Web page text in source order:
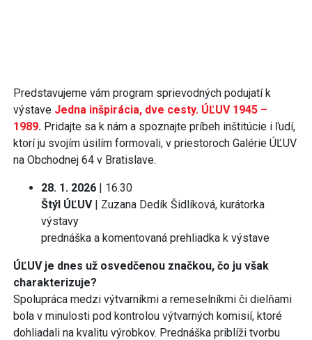
Predstavujeme vám program sprievodných podujatí k
výstave Jedna inšpirácia, dve cesty. ÚĽUV 1945 –
1989. Pridajte sa k nám a spoznajte príbeh inštitúcie i ľudí,
ktorí ju svojím úsilím formovali, v priestoroch Galérie ÚĽUV
na Obchodnej 64 v Bratislave.
28. 1. 2026 | 16.30
Štýl ÚĽUV | Zuzana Dedík Šidlíková, kurátorka
výstavy
prednáška a komentovaná prehliadka k výstave
ÚĽUV je dnes už osvedčenou značkou, čo ju však
charakterizuje?
Spolupráca medzi výtvarníkmi a remeselníkmi či dielňami
bola v minulosti pod kontrolou výtvarných komisií, ktoré
dohliadali na kvalitu výrobkov. Prednáška priblíži tvorbu